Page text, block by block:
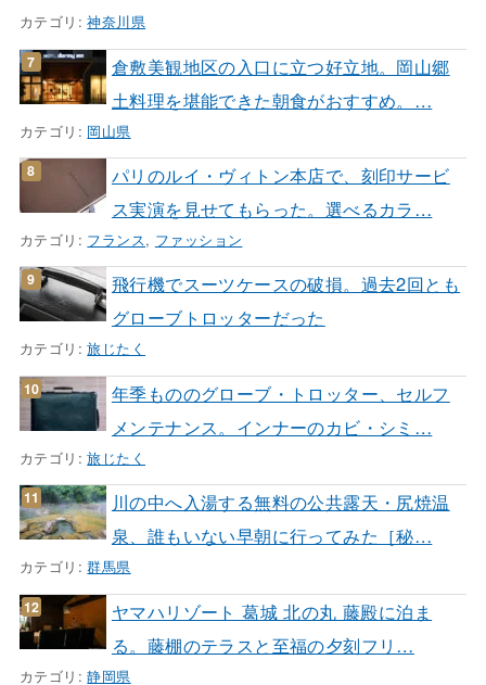
カテゴリ:神奈川県
倉敷美観地区の入口に立つ好立地。岡山郷
土料理を堪能できた朝食がおすすめ。…
カテゴリ: 岡山県
パリのルイ・ヴィトン本店で、刻印サービ
ス実演を見せてもらった。選べるカラ…
カテゴリ: フランス, ファッション
飛行機でスーツケースの破損。過去2回とも
グローブトロッターだった
カテゴリ:旅じたく
年季もののグローブ・トロッター、セルフ
メンテナンス。インナーのカビ・シミ…
カテゴリ:旅じたく
川の中へ入湯する無料の公共露天・尻焼温
泉、誰もいない早朝に行ってみた［秘…
カテゴリ:群馬県
ヤマハリゾート 葛城 北の丸 藤殿に泊ま
る。藤棚のテラスと至福の夕刻フリ…
カテゴリ:静岡県